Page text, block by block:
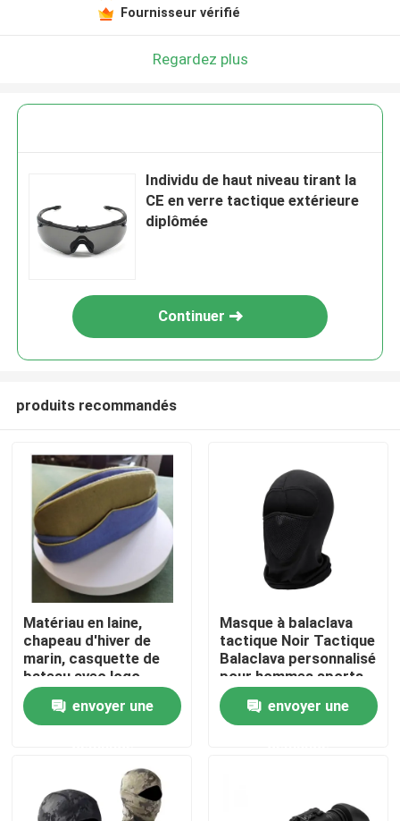
À la maison
Vidéos
Fournisseur vérifié
Regardez plus
Individu de haut niveau tirant la
CE en verre tactique extérieure
diplômée
Continuer
produits recommandés
Matériau en laine,
chapeau d'hiver de
marin, casquette de
bateau avec logo
personnalisé
envoyer une
Masque à balaclava
tactique Noir Tactique
Balaclava personnalisé
pour hommes sports
de voyage en plein air
envoyer une